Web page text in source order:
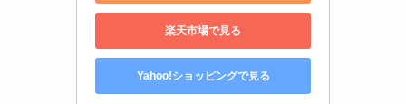
楽天市場で見る
Yahoo!ショッピングで見る